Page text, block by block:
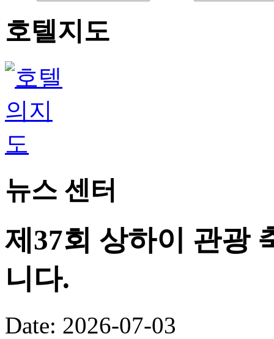
호텔지도
뉴스 센터
제37회 상하이 관광
니다.
Date: 2026-07-03